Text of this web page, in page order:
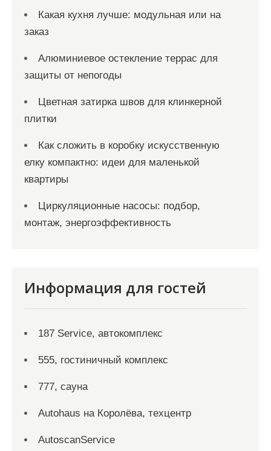
Какая кухня лучше: модульная или на
заказ
Алюминиевое остекление террас для
защиты от непогоды
Цветная затирка швов для клинкерной
плитки
Как сложить в коробку искусственную
елку компактно: идеи для маленькой
квартиры
Циркуляционные насосы: подбор,
монтаж, энергоэффективность
Информация для гостей
187 Service, автокомплекс
555, гостиничный комплекс
777, сауна
Autohaus на Королёва, техцентр
AutoscanService